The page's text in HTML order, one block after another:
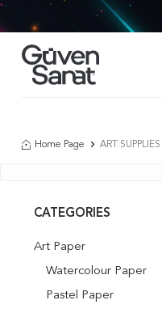
Home Page ART SUPPLIES
CATEGORIES
Art Paper
Watercolour Paper
Pastel Paper